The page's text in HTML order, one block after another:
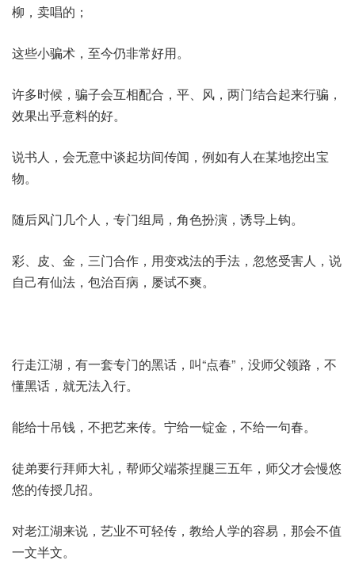
柳，卖唱的；
这些小骗术，至今仍非常好用。
许多时候，骗子会互相配合，平、风，两门结合起来行骗，
效果出乎意料的好。
说书人，会无意中谈起坊间传闻，例如有人在某地挖出宝
物。
随后风门几个人，专门组局，角色扮演，诱导上钩。
彩、皮、金，三门合作，用变戏法的手法，忽悠受害人，说
自己有仙法，包治百病，屡试不爽。
行走江湖，有一套专门的黑话，叫“点春”，没师父领路，不
懂黑话，就无法入行。
能给十吊钱，不把艺来传。宁给一锭金，不给一句春。
徒弟要行拜师大礼，帮师父端茶捏腿三五年，师父才会慢悠
悠的传授几招。
对老江湖来说，艺业不可轻传，教给人学的容易，那会不值
一文半文。